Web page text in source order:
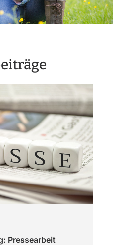
Pressearbeit